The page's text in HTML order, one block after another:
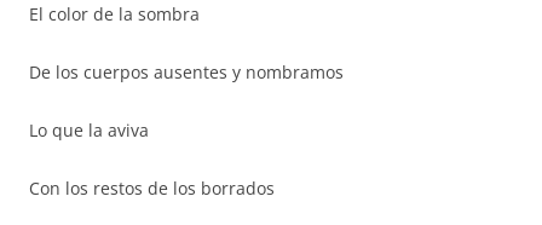
El color de la sombra
De los cuerpos ausentes y nombramos
Lo que la aviva
Con los restos de los borrados